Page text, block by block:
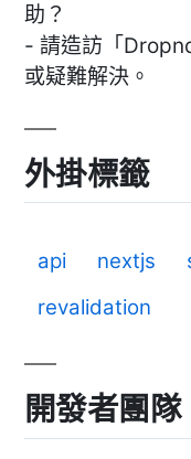
助？
- 請造訪「
或疑難解決。
外掛標籤
api nextjs
revalidation
開發者團隊